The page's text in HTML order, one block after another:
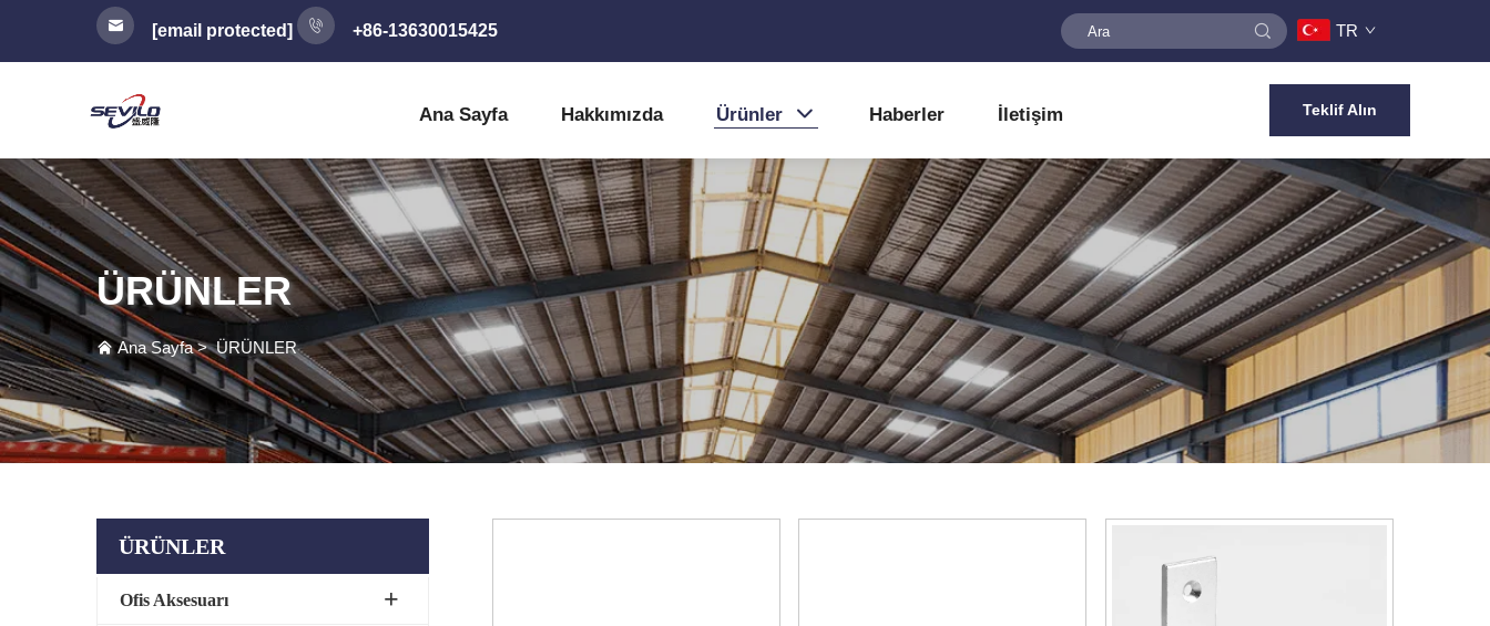
[email protected] +86-13630015425 TR
Ana Sayfa Hakkımızda Ürünler Haberler İletişim Teklif Alın
ÜRÜNLER
Ana Sayfa>ÜRÜNLER
ÜRÜNLER
Ofis Aksesuarı